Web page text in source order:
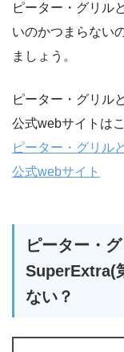
ピーター・グリル
いのかつまらない
ましょう。
ピーター・グリル
公式webサイトは
ピーター・グリル
公式webサイト
ピーター・
SuperExtra(
ない？